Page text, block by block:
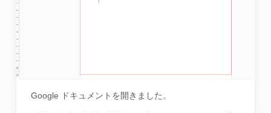
Google ドキュメントを開きました。